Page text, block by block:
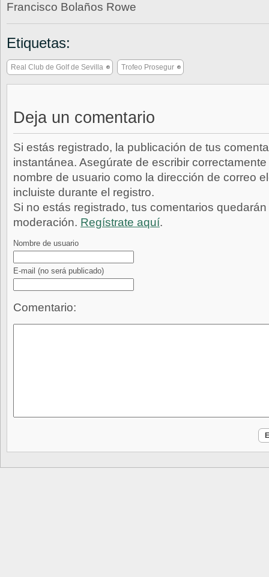
Francisco Bolaños Rowe
Etiquetas:
Real Club de Golf de Sevilla Trofeo Prosegur
Deja un comentario
Si estás registrado, la publicación de tus
instantánea. Asegúrate de escribir
nombre de usuario como la dirección de correo
incluiste durante el registro.
Si no estás registrado, tus comentarios
moderación. Regístrate aquí.
Nombre de usuario
E-mail (no será publicado)
Comentario: